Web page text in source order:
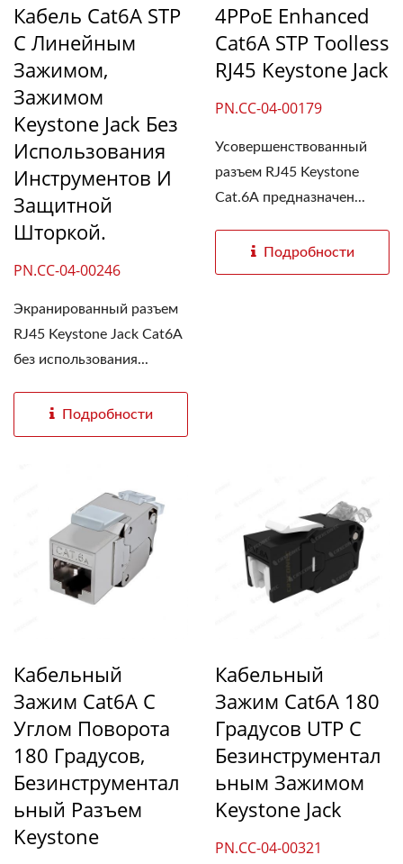
Кабель Cat6A STP
С Линейным
Зажимом,
Зажимом
Keystone Jack Без
Использования
Инструментов И
Защитной
Шторкой.
PN.CC-04-00246
Экранированный разъем
RJ45 Keystone Jack Cat6A
без использования...
Подробности
4PPoE Enhanced
Cat6A STP Toolless
RJ45 Keystone Jack
PN.CC-04-00179
Усовершенствованный
разъем RJ45 Keystone
Cat.6A предназначен...
Подробности
Кабельный
Зажим Cat6A С
Углом Поворота
180 Градусов,
Безинструментал
Ьный Разъем
Keystone
Кабельный
Зажим Cat6A 180
Градусов UTP С
Безинструментал
Ьным Зажимом
Keystone Jack
PN.CC-04-00321